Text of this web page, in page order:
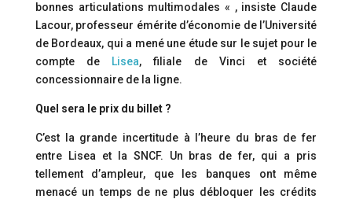
bonnes articulations multimodales « , insiste Claude
Lacour, professeur émérite d’économie de l’Université
de Bordeaux, qui a mené une étude sur le sujet pour le
compte de
Lisea, filiale de Vinci et société
concessionnaire de la ligne.
Quel sera le prix du billet ?
C’est la grande incertitude à l’heure du bras de fer
entre Lisea et la SNCF. Un bras de fer, qui a pris
tellement d’ampleur, que les banques ont même
menacé un temps de ne plus débloquer les crédits